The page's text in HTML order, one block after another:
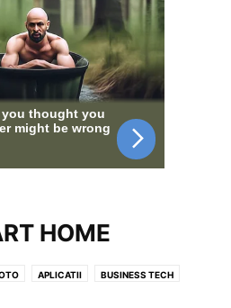
HOME
APLICATII BUSINESS TECH